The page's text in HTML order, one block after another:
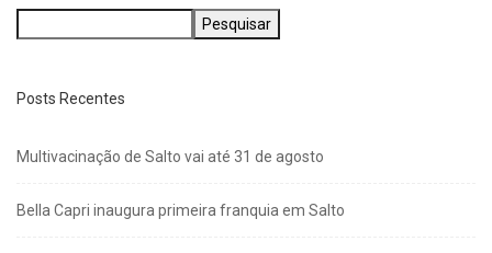
Pesquisar
Posts Recentes
Multivacinação de Salto vai até 31 de agosto
Bella Capri inaugura primeira franquia em Salto